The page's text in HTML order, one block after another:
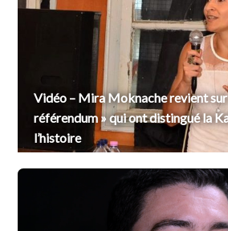
Vidéo – Mira Moknache revient sur
référendum » qui ont distingué la
l’histoire